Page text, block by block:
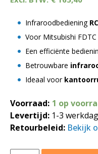
Infraroodbediening
Voor Mitsubishi FDTC
Een efficiënte
Betrouwbare
Ideaal voor
Voorraad: 1 op
Levertijd: 1-3
Retourbeleid: Bekijk